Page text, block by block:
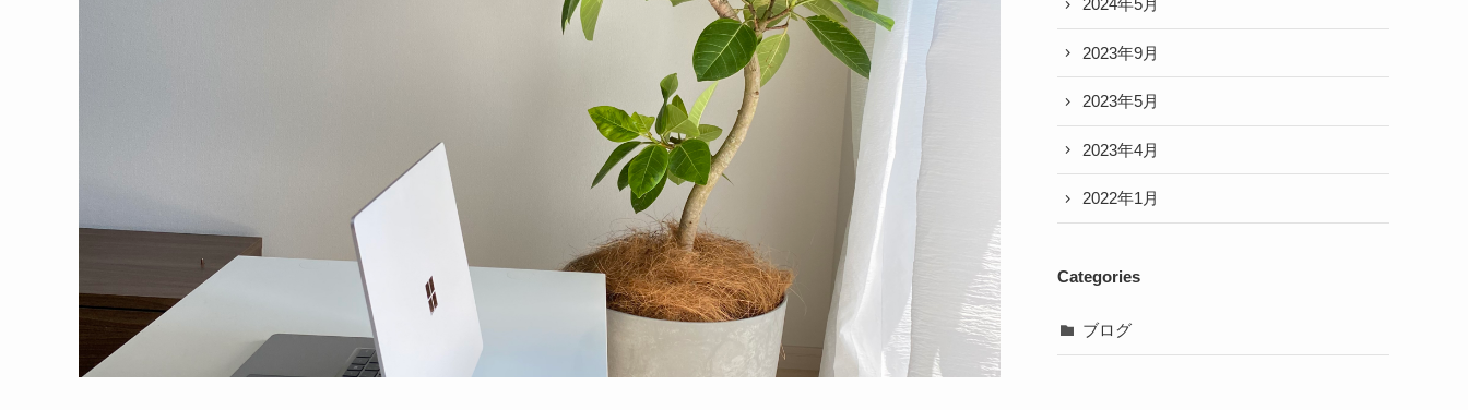
2024年5月
2023年9月
2023年5月
2023年4月
2022年1月
Categories
ブログ